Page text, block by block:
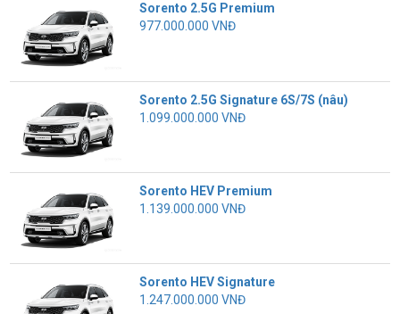
Sorento 2.5G Premium
977.000.000 VNĐ
Sorento 2.5G Signature 6S/7S (nâu)
1.099.000.000 VNĐ
Sorento HEV Premium
1.139.000.000 VNĐ
Sorento HEV Signature
1.247.000.000 VNĐ